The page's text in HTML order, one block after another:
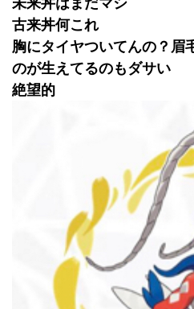
古来丼何これ
胸にタイヤついてんの？眉
のが生えてるのもダサい
絶望的